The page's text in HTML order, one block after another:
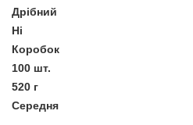
Дрібний
Ні
Коробок
100 шт.
520 г
Середня